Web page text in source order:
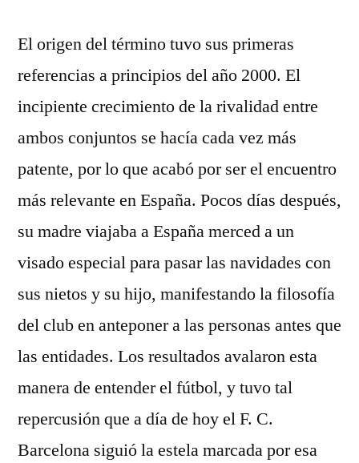
El origen del término tuvo sus primeras
referencias a principios del año 2000. El
incipiente crecimiento de la rivalidad entre
ambos conjuntos se hacía cada vez más
patente, por lo que acabó por ser el encuentro
más relevante en España. Pocos días después,
su madre viajaba a España merced a un
visado especial para pasar las navidades con
sus nietos y su hijo, manifestando la filosofía
del club en anteponer a las personas antes que
las entidades. Los resultados avalaron esta
manera de entender el fútbol, y tuvo tal
repercusión que a día de hoy el F. C.
Barcelona siguió la estela marcada por esa